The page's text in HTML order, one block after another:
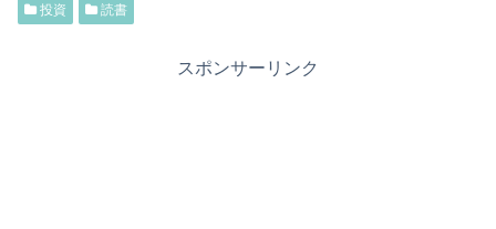
投資 読書
スポンサーリンク